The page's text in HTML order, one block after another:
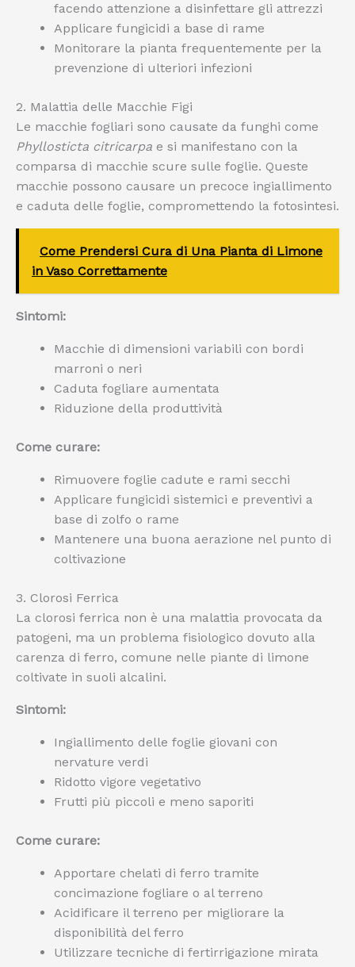
facendo attenzione a disinfettare gli attrezzi
Applicare fungicidi a base di rame
Monitorare la pianta frequentemente per la
prevenzione di ulteriori infezioni
2. Malattia delle Macchie Figi
Le macchie fogliari sono causate da funghi come
Phyllosticta citricarpa e si manifestano con la
comparsa di macchie scure sulle foglie. Queste
macchie possono causare un precoce ingiallimento
e caduta delle foglie, compromettendo la fotosintesi.
Come Prendersi Cura di Una Pianta di Limone
in Vaso Correttamente
Sintomi:
Macchie di dimensioni variabili con bordi
marroni o neri
Caduta fogliare aumentata
Riduzione della produttività
Come curare:
Rimuovere foglie cadute e rami secchi
Applicare fungicidi sistemici e preventivi a
base di zolfo o rame
Mantenere una buona aerazione nel punto di
coltivazione
3. Clorosi Ferrica
La clorosi ferrica non è una malattia provocata da
patogeni, ma un problema fisiologico dovuto alla
carenza di ferro, comune nelle piante di limone
coltivate in suoli alcalini.
Sintomi:
Ingiallimento delle foglie giovani con
nervature verdi
Ridotto vigore vegetativo
Frutti più piccoli e meno saporiti
Come curare:
Apportare chelati di ferro tramite
concimazione fogliare o al terreno
Acidificare il terreno per migliorare la
disponibilità del ferro
Utilizzare tecniche di fertirrigazione mirata